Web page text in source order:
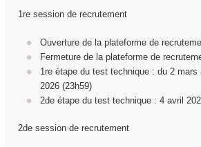
1re session de recrutement
Ouverture de la plateforme de
Fermeture de la plateforme de
1 re étape du test technique : du 2 mars
2026 (23h59)
2de étape du test technique : 4 avril
2de session de recrutement